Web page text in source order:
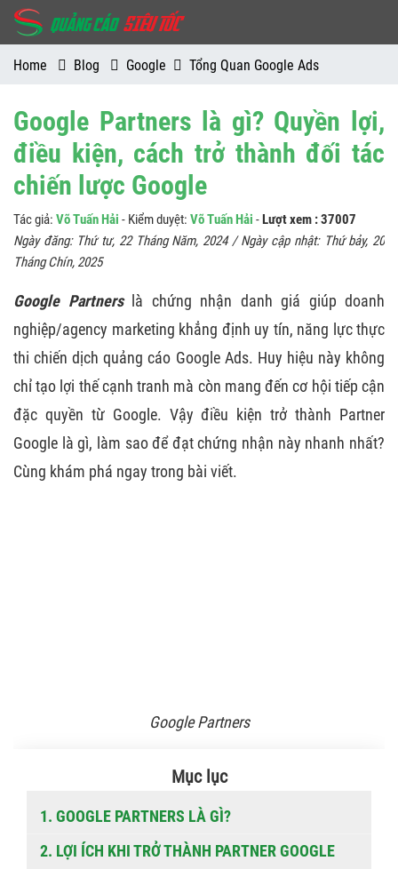
Home Blog Google Tổng Quan Google Ads
Google Partners là gì? Quyền lợi,
điều kiện, cách trở thành đối tác
chiến lược Google
Tác giả: Võ Tuấn Hải - Kiểm duyệt: Võ Tuấn Hải -Lượt xem : 37007
Ngày đăng: Thứ tư, 22 Tháng Năm, 2024/ Ngày cập nhật: Thứ bảy, 20
Tháng Chín, 2025
Google Partnerslà chứng nhận danh giá giúp doanh
nghiệp/agency marketing khẳng định uy tín, năng lực thực
thi chiến dịch quảng cáo Google Ads. Huy hiệu này không
chỉ tạo lợi thế cạnh tranh mà còn mang đến cơ hội tiếp cận
đặc quyền từ Google. Vậy điều kiện trở thành Partner
Google là gì, làm sao để đạt chứng nhận này nhanh nhất?
Cùng khám phá ngay trong bài viết.
Google Partners
Mục lục
1. GOOGLE PARTNERS LÀ GÌ?
2. LỢI ÍCH KHI TRỞ THÀNH PARTNER GOOGLE